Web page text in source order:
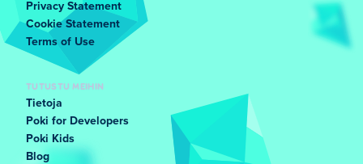
Privacy Statement
Cookie Statement
Terms of Use
TUTUSTU MEIHIN
Tietoja
Poki for Developers
Poki Kids
Blog